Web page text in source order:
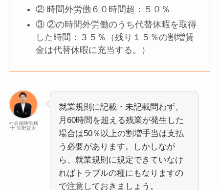
② 時間外労働６０時間超：５０％
③ ②の時間外労働のうち代替休暇を取得
した時間：３５％（残り１５％の割増賃
金は代替休暇に充当する。）
社会保険労務
士 矢野貴大
就業規則に記載・未記載問わず、
月60時間を超える残業が発生した
場合は50％以上の割増手当は支払
う必要があります。しかしなが
ら、就業規則に規定できていなけ
ればトラブルの種にもなりますの
で注意しておきましょう。